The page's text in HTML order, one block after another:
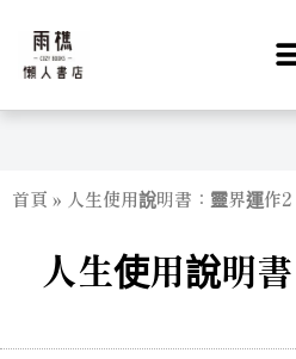
首頁 » 人生使用說明書：靈界運作2
人生使用說明